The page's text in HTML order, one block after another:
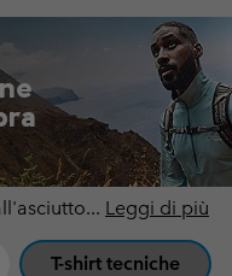
... Leggi di più
T-shirt tecniche